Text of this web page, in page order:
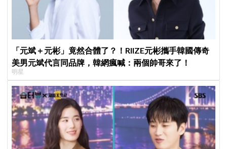
「元斌＋元彬」竟然合體了？！RIIZE元彬攜手韓國傳奇
美男元斌代言同品牌，韓網瘋喊：兩個帥哥來了！
明星